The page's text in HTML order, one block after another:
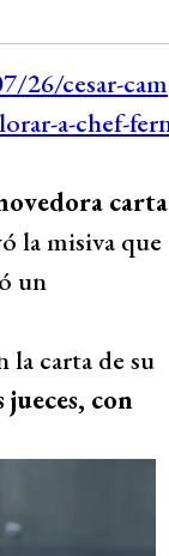
carta
la misiva que
un
la carta de su
con